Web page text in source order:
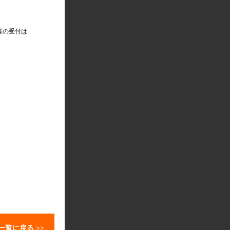
の受付は
覧に戻る >>